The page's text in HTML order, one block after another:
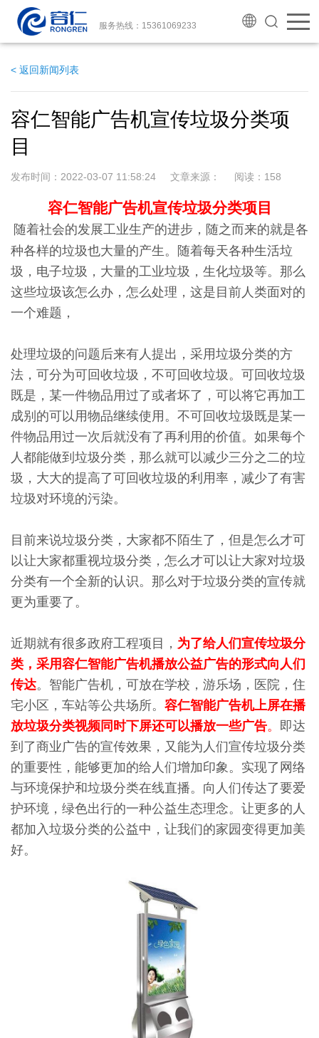
服务热线：15361069233
< 返回新闻列表
容仁智能广告机宣传垃圾分类项
目
发布时间：2022-03-07 11:58:24 文章来源： 阅读： 158
容仁智能广告机宣传垃圾分类项目
随着社会的发展工业生产的进步，随之而来的就是各
种各样的垃圾也大量的产生。随着每天各种生活垃
圾，电子垃圾，大量的工业垃圾，生化垃圾等。那么
这些垃圾该怎么办，怎么处理，这是目前人类面对的
一个难题，
处理垃圾的问题后来有人提出，采用垃圾分类的方
法，可分为可回收垃圾，不可回收垃圾。可回收垃圾
既是，某一件物品用过了或者坏了，可以将它再加工
成别的可以用物品继续使用。不可回收垃圾既是某一
件物品用过一次后就没有了再利用的价值。如果每个
人都能做到垃圾分类，那么就可以减少三分之二的垃
圾，大大的提高了可回收垃圾的利用率，减少了有害
垃圾对环境的污染。
目前来说垃圾分类，大家都不陌生了，但是怎么才可
以让大家都重视垃圾分类，怎么才可以让大家对垃圾
分类有一个全新的认识。那么对于垃圾分类的宣传就
更为重要了。
近期就有很多政府工程项目， 为了给人们宣传垃圾分
类，采用容仁智能广告机播放公益广告的形式向人们
传达。智能广告机，可放在学校，游乐场，医院，住
宅小区，车站等公共场所。 容仁智能广告机上屏在播
放垃圾分类视频同时下屏还可以播放一些广告。 即达
到了商业广告的宣传效果，又能为人们宣传垃圾分类
的重要性，能够更加的给人们增加印象。 实现了网络
与环境保护和垃圾分类在线直播。向人们传达了要爱
护环境，绿色出行的一种公益生态理念。让更多的人
都加入垃圾分类的公益中，让我们的家园变得更加美
好。